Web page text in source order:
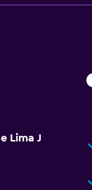
Lima J